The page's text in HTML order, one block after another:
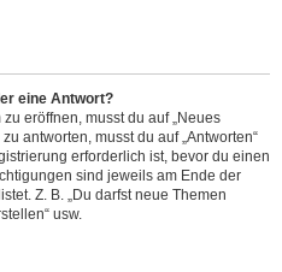
eine Antwort?
eröffnen, musst du auf „Neues
antworten, musst du auf „Antworten“
erforderlich ist, bevor du einen
sind jeweils am Ende der
Z. B. „Du darfst neue Themen
usw.